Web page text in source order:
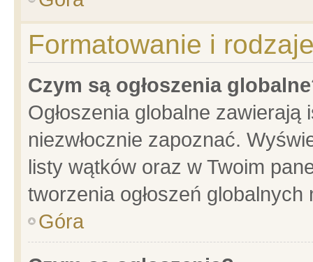
Formatowanie i
Czym są ogłoszenia
Ogłoszenia globalne
niezwłocznie zapoznać.
listy wątków oraz w Twoim
tworzenia ogłoszeń
Góra